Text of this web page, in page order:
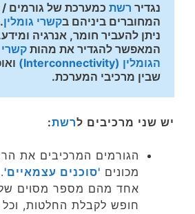
נגדיר רשת
המחוברים ביניהם בקשרי גומלין
המאפשר להגדיר את מהות
הגומלין (Interconnectivity)
שבין מרכיבי המערכת.
יש שני מרכיבים לרשת:
הגורמים המרכיבים את
מכונים 'סוכנים עצמאיים'
אחד מהם מספר מסוים
חופש לקבלת החלטות,